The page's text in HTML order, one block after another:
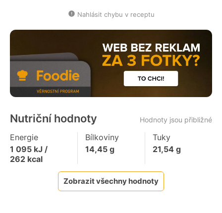
Nahlásit chybu v receptu
Nutriční hodnoty Hodnoty jsou přibližné
Energie
1 095 kJ /
262 kcal
Bílkoviny
14,45g
Tuky
21,54 g
Zobrazit všechny hodnoty